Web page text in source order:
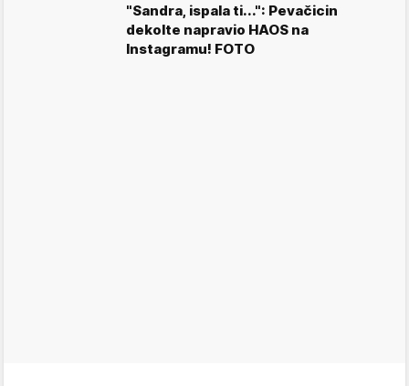
"Sandra, ispala ti...": Pevačicin
dekolte napravio HAOS na
Instagramu! FOTO